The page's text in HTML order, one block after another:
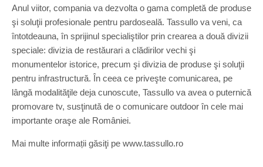
Anul viitor, compania va dezvolta o gama completă de produse
şi soluţii profesionale pentru pardoseală. Tassullo va veni, ca
întotdeauna, în sprijinul specialiştilor prin crearea a două divizii
speciale: divizia de restăurari a clădirilor vechi şi
monumentelor istorice, precum şi divizia de produse şi soluţii
pentru infrastructură. În ceea ce priveşte comunicarea, pe
lângă modalităţile deja cunoscute, Tassullo va avea o puternică
promovare tv, susţinută de o comunicare outdoor în cele mai
importante oraşe ale României.
Mai multe informații găsiţi pe www.tassullo.ro